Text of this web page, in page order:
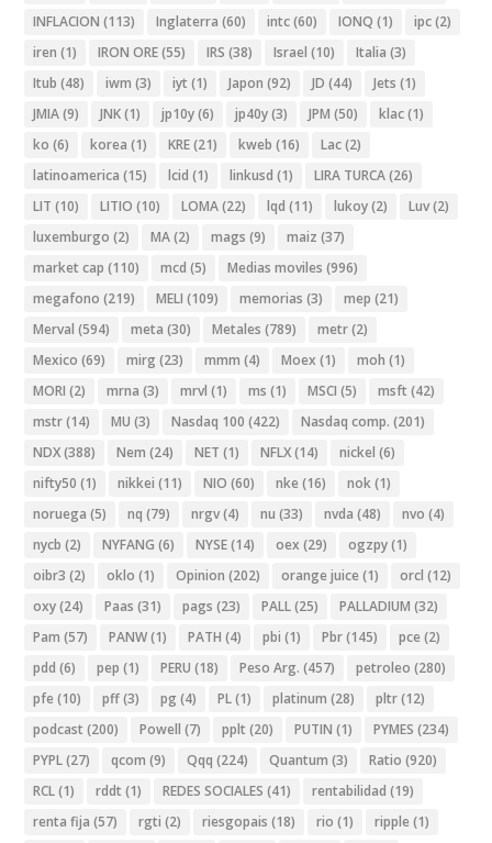
INFLACION (113) Inglaterra (60) intc(60) IONQ (1) ipc(2)
iren (1) IRON ORE(55) IRS (38) Israel (10) Italia (3)
Itub (48) iwm (3) iyt (1) Japon (92) JD (44) Jets (1)
JMIA(9) JNK(1) jp10y(6) jp40y(3) JPM (50) klac(1)
ko (6) korea (1) KRE(21) kweb (16) Lac(2)
latinoamerica (15) lcid (1) linkusd (1) LIRA TURCA(26)
LIT (10) LITIO (10) LOMA(22) lqd (11) lukoy(2) Luv(2)
luxemburgo (2) MA(2) mags (9) maiz (37)
market cap (110) mcd (5) Medias moviles (996)
megafono (219) MELI (109) memorias (3) mep (21)
Merval (594) meta (30) Metales (789) metr(2)
Mexico (69) mirg (23) mmm (4) Moex (1) moh (1)
MORI (2) mrna (3) mrvl (1) ms (1) MSCI (5) msft (42)
mstr(14) MU (3) Nasdaq 100 (422) Nasdaq comp. (201)
NDX(388) Nem (24) NET (1) NFLX(14) nickel (6)
nifty50 (1) nikkei (11) NIO (60) nke (16) nok(1)
noruega (5) nq (79) nrgv(4) nu (33) nvda (48) nvo (4)
nycb (2) NYFANG (6) NYSE(14) oex (29) ogzpy(1)
oibr3 (2) oklo (1) Opinion (202) orange juice (1) orcl (12)
oxy(24) Paas (31) pags (23) PALL(25) PALLADIUM (32)
Pam (57) PANW(1) PATH (4) pbi (1) Pbr(145) pce (2)
pdd (6) pep (1) PERU (18) Peso Arg. (457) petroleo (280)
pfe (10) pff(3) pg (4) PL(1) platinum (28) pltr(12)
podcast (200) Powell (7) pplt (20) PUTIN (1) PYMES (234)
PYPL(27) qcom (9) Qqq (224) Quantum (3) Ratio (920)
RCL(1) rddt (1) REDES SOCIALES (41) rentabilidad (19)
renta fija (57) rgti (2) riesgopais (18) rio (1) ripple (1)